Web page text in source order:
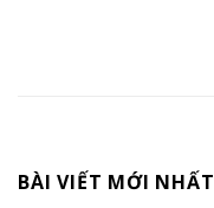
BÀI VIẾT MỚI NHẤT